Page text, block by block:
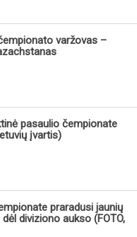
varžovas –
pasaulio čempionate
įvartis)
praradusi jaunių
diviziono aukso (FOTO,